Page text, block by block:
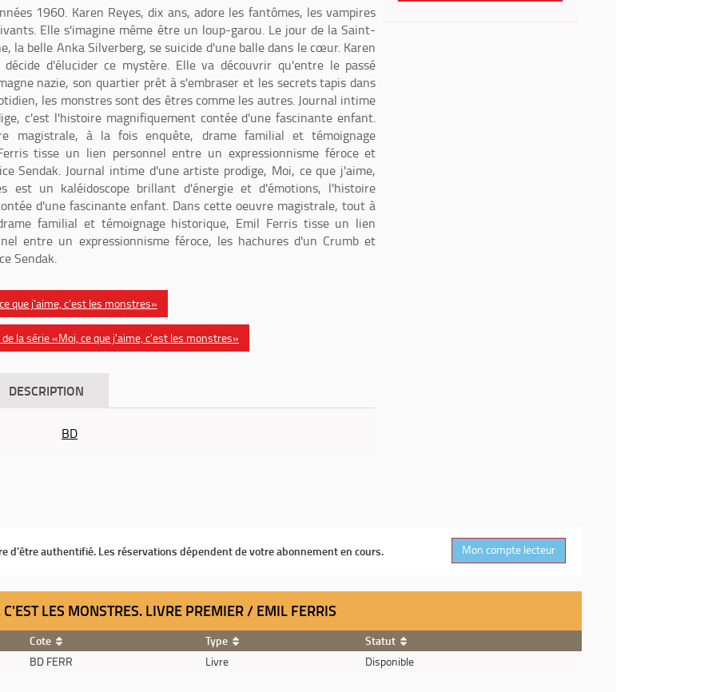
1960. Karen Reyes, dix ans, adore les fantômes, les vampires
Elle s'imagine même être un loup-garou. Le jour de la Saint-
la belle Anka Silverberg, se suicide d'une balle dans le cœur. Karen
d'élucider ce mystère. Elle va découvrir qu'entre le passé
nazie, son quartier prêt à s'embraser et les secrets tapis dans
les monstres sont des êtres comme les autres. Journal intime
c'est l'histoire magnifiquement contée d'une fascinante enfant.
magistrale, à la fois enquête, drame familial et témoignage
tisse un lien personnel entre un expressionnisme féroce et
Sendak. Journal intime d'une artiste prodige, Moi, ce que j'aime,
est un kaléidoscope brillant d'énergie et d'émotions, l'histoire
d'une fascinante enfant. Dans cette oeuvre magistrale, tout à
familial et témoignage historique, Emil Ferris tisse un lien
entre un expressionnisme féroce, les hachures d'un Crumb et
Sendak.
que j'aime, c'est les monstres»
la série «Moi, ce que j'aime, c'est les monstres»
DESCRIPTION
BD
d'être authentifié. Les réservations dépendent de votre abonnement en cours. Mon compte lecteur
LES MONSTRES. LIVRE PREMIER / EMIL FERRIS
Cote Type
Statut
BD FERR Livre Disponible